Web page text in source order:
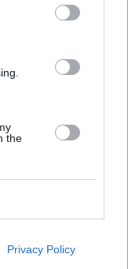
the
Privacy Policy